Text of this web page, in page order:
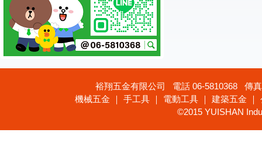
裕翔五金有限公司 電話 06-5810368 傳
機械五金 ｜ 手工具 ｜ 電動工具 ｜ 建築五金
©2015 YUISHAN